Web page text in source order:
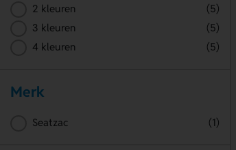
2 kleuren
(5)
3 kleuren
(5)
4 kleuren
(5)
Merk
Seatzac (1)